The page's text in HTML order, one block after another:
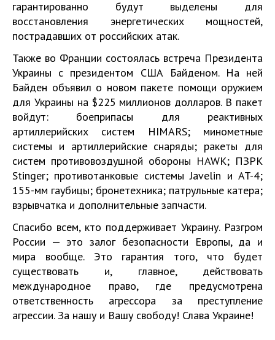
гарантированно будут выделены для
восстановления энергетических мощностей,
пострадавших от российских атак.
Также во Франции состоялась встреча Президента
Украины с президентом США Байденом. На ней
Байден объявил о новом пакете помощи оружием
для Украины на $225 миллионов долларов. В пакет
войдут: боеприпасы для реактивных
артиллерийских систем HIMARS; минометные
системы и артиллерийские снаряды; ракеты для
систем противовоздушной обороны HAWK; ПЗРК
Stinger; противотанковые системы Javelin и AT-4;
155-мм гаубицы; бронетехника; патрульные катера;
взрывчатка и дополнительные запчасти.
Спасибо всем, кто поддерживает Украину. Разгром
России — это залог безопасности Европы, да и
мира вообще. Это гарантия того, что будет
существовать и, главное, действовать
международное право, где предусмотрена
ответственность агрессора за преступление
агрессии. За нашу и Вашу свободу! Слава Украине!